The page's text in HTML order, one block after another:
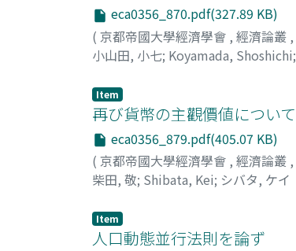
eca0356_870.pdf(327.89 KB)
( 京都帝國大學經濟學會 , 經濟論叢 ,
小山田, 小七; Koyamada, Shoshichi;
Item
再び貨幣の主觀價値について
eca0356_879.pdf(405.07 KB)
( 京都帝國大學經濟學會 , 經濟論叢 ,
柴田, 敬; Shibata, Kei; シバタ, ケイ
Item
人口動態並行法則を論ず